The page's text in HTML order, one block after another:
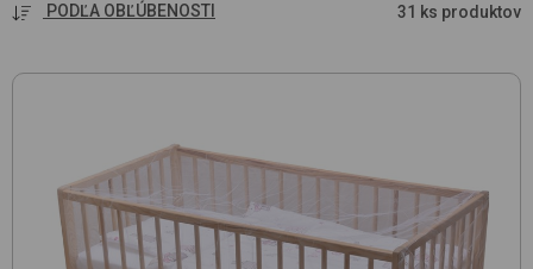
PODĽA OBĽÚBENOSTI 31 ks produktov